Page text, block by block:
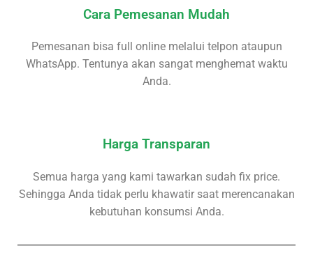
Cara Pemesanan Mudah
Pemesanan bisa full online melalui telpon ataupun
WhatsApp. Tentunya akan sangat menghemat waktu
Anda.
Harga Transparan
Semua harga yang kami tawarkan sudah fix price.
Sehingga Anda tidak perlu khawatir saat merencanakan
kebutuhan konsumsi Anda.